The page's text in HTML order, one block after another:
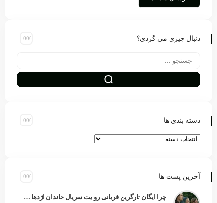
دنبال چیزی می گردی؟
دسته بندی ها
آخرین پست ها
چرا ایگان تارگرین قربانی روایت سریال خاندان اژدها شد؟